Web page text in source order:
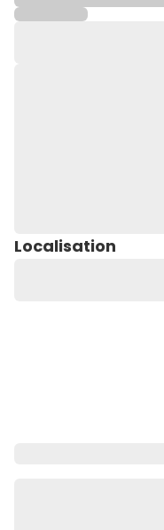
Localisation